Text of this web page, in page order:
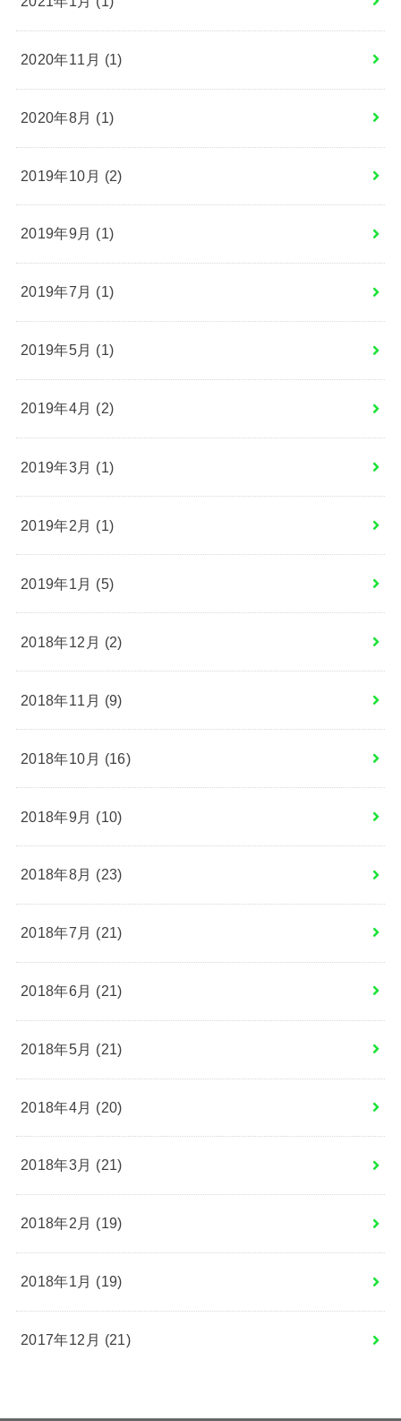
2020年11月 (1)
2020年8月 (1)
2019年10月 (2)
2019年9月 (1)
2019年7月 (1)
2019年5月 (1)
2019年4月 (2)
2019年3月 (1)
2019年2月 (1)
2019年1月 (5)
2018年12月 (2)
2018年11月 (9)
2018年10月 (16)
2018年9月 (10)
2018年8月 (23)
2018年7月 (21)
2018年6月 (21)
2018年5月 (21)
2018年4月 (20)
2018年3月 (21)
2018年2月 (19)
2018年1月 (19)
2017年12月 (21)